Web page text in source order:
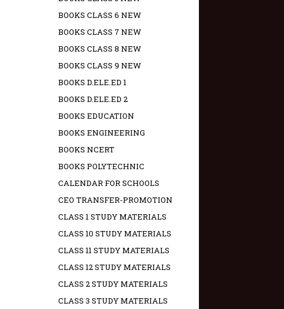
BOOKS CLASS 6 NEW
BOOKS CLASS 7 NEW
BOOKS CLASS 8 NEW
BOOKS CLASS 9 NEW
BOOKS D.ELE.ED 1
BOOKS D.ELE.ED 2
BOOKS EDUCATION
BOOKS ENGINEERING
BOOKS NCERT
BOOKS POLYTECHNIC
CALENDAR FOR SCHOOLS
CEO TRANSFER-PROMOTION
CLASS 1 STUDY MATERIALS
CLASS 10 STUDY MATERIALS
CLASS 11 STUDY MATERIALS
CLASS 12 STUDY MATERIALS
CLASS 2 STUDY MATERIALS
CLASS 3 STUDY MATERIALS